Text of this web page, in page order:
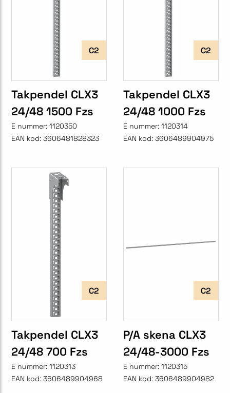
C2
Takpendel CLX3
24/48 1500 Fzs
E nummer: 1120350
EAN kod: 3606481828323
C2
Takpendel CLX3
24/48 1000 Fzs
E nummer: 1120314
EAN kod: 3606489904975
C2
Takpendel CLX3
24/48 700 Fzs
E nummer: 1120313
EAN kod: 3606489904968
C2
P/A skena CLX3
24/48-3000 Fzs
E nummer: 1120315
EAN kod: 3606489904982